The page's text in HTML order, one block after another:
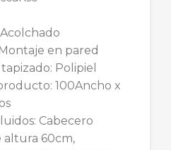
en pared
Polipiel
100Ancho x
Cabecero
altura 60cm,